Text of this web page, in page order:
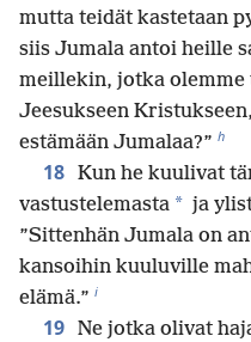
mutta teidät kastetaan
siis Jumala antoi heille
meillekin, jotka olemme
Jeesukseen
estämään Jumalaa?” h
18 Kun he kuulivat
vastustelemasta * ja
”Sittenhän Jumala on
kansoihin kuuluville
elämä.” i
19 Ne jotka olivat